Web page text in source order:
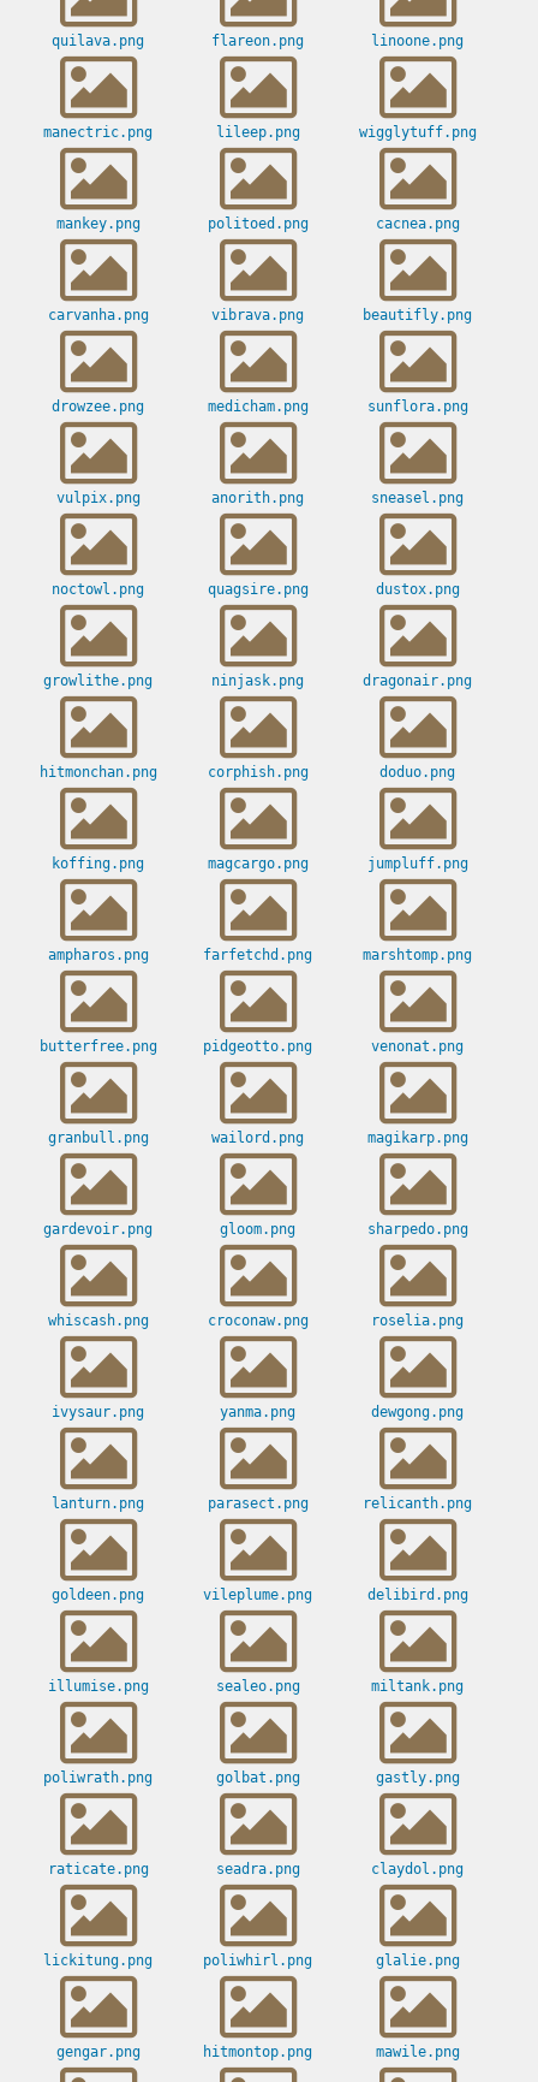
quilava.png flareon.png linoone.png
manectric.png lileep.png wigglytuff.png
mankey.png politoed.png cacnea.png
carvanha.png vibrava.png beautifly.png
drowzee.png medicham.png sunflora.png
vulpix.png anorith.png sneasel.png
noctowl.png quagsire.png dustox.png
growlithe.png ninjask.png dragonair.png
hitmonchan.png corphish.png doduo.png
koffing.png magcargo.png jumpluff.png
ampharos.png farfetchd.png marshtomp.png
butterfree.png pidgeotto.png venonat.png
granbull.png wailord.png magikarp.png
gardevoir.png gloom.png sharpedo.png
whiscash.png croconaw.png roselia.png
ivysaur.png yanma.png dewgong.png
lanturn.png parasect.png relicanth.png
goldeen.png vileplume.png delibird.png
illumise.png sealeo.png miltank.png
poliwrath.png golbat.png gastly.png
raticate.png seadra.png claydol.png
lickitung.png poliwhirl.png glalie.png
gengar.png hitmontop.png mawile.png